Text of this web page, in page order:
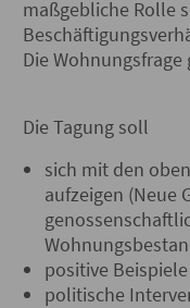
maßgebliche Rolle
Die
Die Tagung soll
sich mit den
aufzeigen (Neue
positive
politische